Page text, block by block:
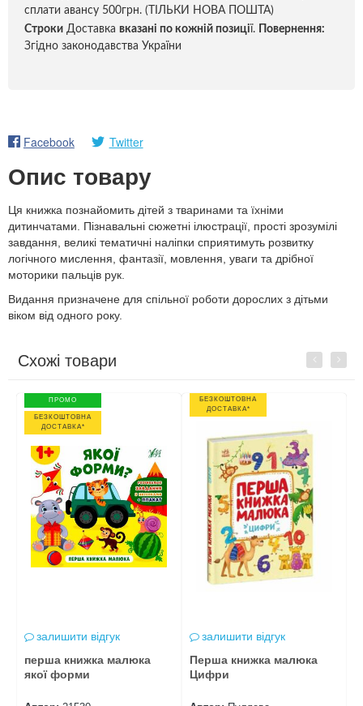
сплати авансу 500грн. (ТІЛЬКИ НОВА ПОШТА)
Строки Доставка вказані по кожній позиції.
Повернення:
Згідно законодавства України
Facebook Twitter
Опис товару
Ця книжка познайомить дітей з тваринами та їхніми
дитинчатами. Пізнавальні сюжетні ілюстрації, прості зрозумілі
завдання, великі тематичні наліпки сприятимуть розвитку
логічного мислення, фантазії, мовлення, уваги та дрібної
моторики пальців рук.
Видання призначене для спільної роботи дорослих з дітьми
віком від одного року.
Схожі товари Previous
ПРОМО
БЕЗКОШТОВНА
ДОСТАВКА*
залишити відгук
перша книжка малюка
якої форми
БЕЗКОШТОВНА
ДОСТАВКА*
залишити відгук
Перша книжка малюка
Цифри
Next